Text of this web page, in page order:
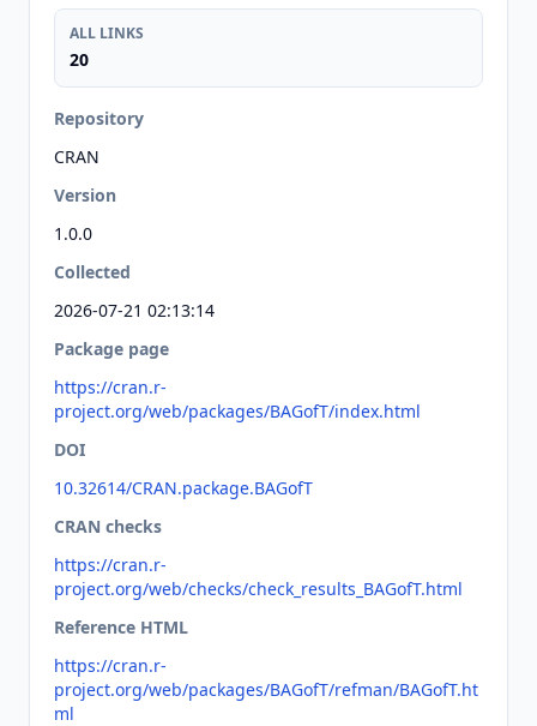
ALL LINKS
20
Repository
CRAN
Version
1.0.0
Collected
2026-07-21 02:13:14
Package page
https://cran.r-
project.org/web/packages/BAGofT/index.html
DOI
10.32614/CRAN.package.BAGofT
CRAN checks
https://cran.r-
project.org/web/checks/check_results_BAGofT.html
Reference HTML
https://cran.r-
project.org/web/packages/BAGofT/refman/BAGofT.ht
ml